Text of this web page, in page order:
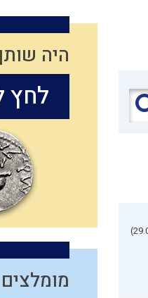
היה
לחץ
מומלצים